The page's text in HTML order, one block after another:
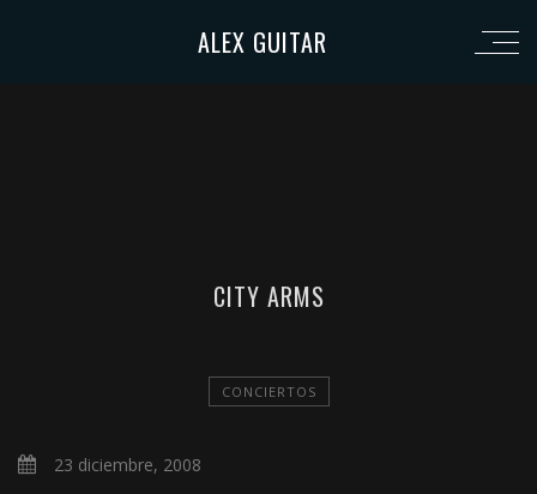
ALEX GUITAR
CITY ARMS
CONCIERTOS
23 diciembre, 2008